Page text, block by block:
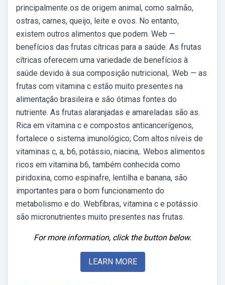
principalmente os de origem animal, como salmão,
ostras, carnes, queijo, leite e ovos. No entanto,
existem outros alimentos que podem. Web —
benefícios das frutas cítricas para a saúde. As frutas
cítricas oferecem uma variedade de benefícios à
saúde devido à sua composição nutricional,. Web — as
frutas com vitamina c estão muito presentes na
alimentação brasileira e são ótimas fontes do
nutriente. As frutas alaranjadas e amareladas são as.
Rica em vitamina c e compostos anticancerígenos,
fortalece o sistema imunológico; Com altos níveis de
vitaminas c, a, b6, potássio, niacina,. Webos alimentos
ricos em vitamina b6, também conhecida como
piridoxina, como espinafre, lentilha e banana, são
importantes para o bom funcionamento do
metabolismo e do. Webfibras, vitamina c e potássio
são micronutrientes muito presentes nas frutas.
For more information, click the button below.
LEARN MORE